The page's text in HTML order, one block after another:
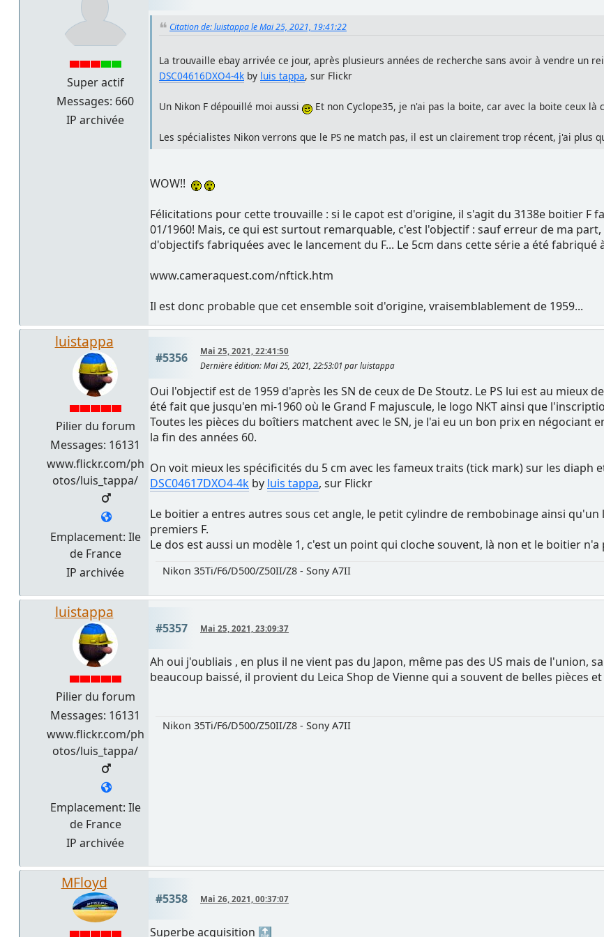
Super actif
Messages: 660
IP archivée
Citation de: luistappa le Mai 25, 2021, 19:41:22
La trouvaille ebay arrivée ce jour, après plusieurs années de recherche sans avoir à vendre un
DSC04616DXO4-4k by luis tappa, sur Flickr
Un Nikon F dépouillé moi aussi Et non Cyclope35, je n'ai pas la boite, car avec la boite ceux là
Les spécialistes Nikon verrons que le PS ne match pas, il est un clairement trop récent, j'ai plus
WOW!!
Félicitations pour cette trouvaille : si le capot est d'origine, il s'agit du 3138e boitier F
01/1960! Mais, ce qui est surtout remarquable, c'est l'objectif : sauf erreur de ma
d'objectifs fabriquées avec le lancement du F... Le 5cm dans cette série a été fabriqué
www.cameraquest.com/nftick.htm
Il est donc probable que cet ensemble soit d'origine, vraisemblablement de 1959...
luistappa
Pilier du forum
Messages: 16131
www.flickr.com/ph
otos/luis_tappa/
Emplacement: Ile
de France
IP archivée
#5356
Mai 25, 2021, 22:41:50
Dernière édition: Mai 25, 2021, 22:53:01 par luistappa
Oui l'objectif est de 1959 d'après les SN de ceux de De Stoutz. Le PS lui est au mieux
été fait que jusqu'en mi-1960 où le Grand F majuscule, le logo NKT ainsi que
Toutes les pièces du boîtiers matchent avec le SN, je l'ai eu un bon prix en négociant
la fin des années 60.
On voit mieux les spécificités du 5 cm avec les fameux traits (tick mark) sur les diaph
DSC04617DXO4-4k by luis tappa, sur Flickr
Le boitier a entres autres sous cet angle, le petit cylindre de rembobinage ainsi
premiers F.
Le dos est aussi un modèle 1, c'est un point qui cloche souvent, là non et le boitier
Nikon 35Ti/F6/D500/Z50II/Z8 - Sony A7II
luistappa
Pilier du forum
Messages: 16131
www.flickr.com/ph
otos/luis_tappa/
Emplacement: Ile
de France
IP archivée
#5357 Mai 25, 2021, 23:09:37
Ah oui j'oubliais , en plus il ne vient pas du Japon, même pas des US mais de l'union,
beaucoup baissé, il provient du Leica Shop de Vienne qui a souvent de belles pièces
Nikon 35Ti/F6/D500/Z50II/Z8 - Sony A7II
MFloyd
#5358 Mai 26, 2021, 00:37:07
Superbe acquisition 🔝